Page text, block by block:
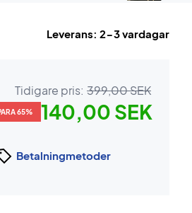
Leverans: 2-3 vardagar
Tidigare pris: 399,00 SEK
65% 140,00 SEK
Betalningmetoder